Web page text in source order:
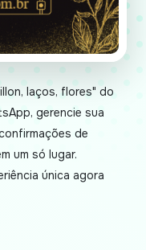
laços, flores" do
gerencie sua
de
um só lugar.
única agora